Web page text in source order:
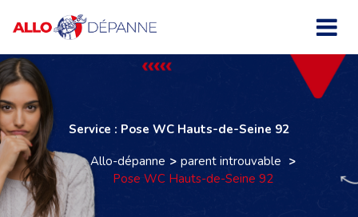
Service : Pose WC Hauts-de-Seine 92
Allo-dépanne
parent introuvable
Pose WC Hauts-de-Seine 92